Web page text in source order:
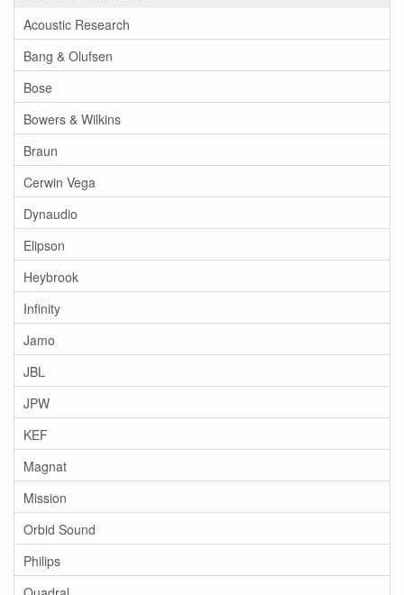
Acoustic Research
Bang & Olufsen
Bose
Bowers & Wilkins
Braun
Cerwin Vega
Dynaudio
Elipson
Heybrook
Infinity
Jamo
JBL
JPW
KEF
Magnat
Mission
Orbid Sound
Philips